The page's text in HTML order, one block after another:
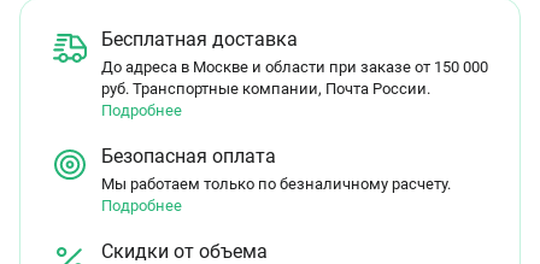
Бесплатная доставка
До адреса в Москве и области при заказе от 150 000
руб. Транспортные компании, Почта России.
Подробнее
Безопасная оплата
Мы работаем только по безналичному расчету.
Подробнее
Скидки от объема